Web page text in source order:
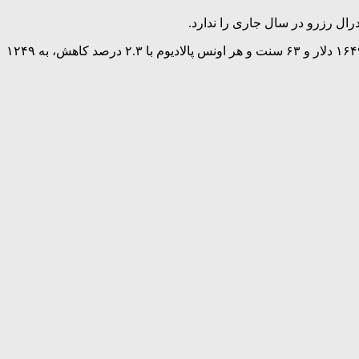
در بازار سایر فلزات ارزشمند، بهای هر اونس نقره با ۳.۹ درصد کاهش، به ۶۳ دلار و ۲۵سنت رسید. هر اونس پلاتین با ۲.۷ درصد کاهش، به ۱۶۴۹ دلار و ۶۳ سنت و هر اونس پالادیوم با ۲.۳ درصد کاهش، به ۱۲۴۹